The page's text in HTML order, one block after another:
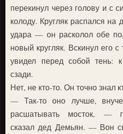
перекинул через голову и с
колоду. Кругляк распался
удара — он расколол обе
новый кругляк. Вскинул его
увидел перед собой тень:
сзади.
Нет, не кто-то. Он точно знал
— Так-то оно лучше,
расшатывать мосток, —
сказал дед Демьян. — Вон